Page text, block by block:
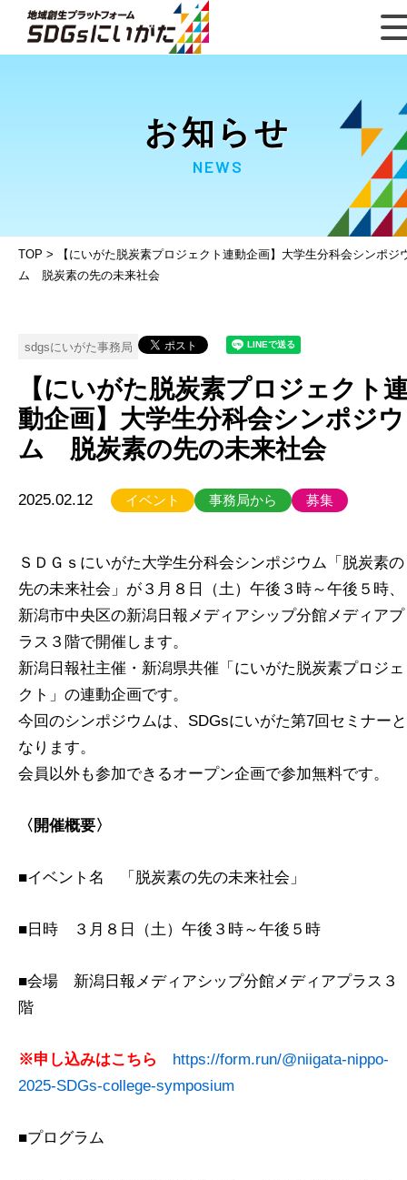
お知らせ
NEWS
TOP >
【にいがた脱炭素プロジェクト連動企画】大学生分科会シンポジ
ム 脱炭素の先の未来社会
sdgsにいがた事務局
【にいがた脱炭素プロジェクト
動企画】大学生分科会シンポジウ
ム 脱炭素の先の未来社会
2025.02.12 イベント 事務局から 募集
ＳＤＧｓにいがた大学生分科会シンポジウム「脱炭素の
先の未来社会」が３月８日（土）午後３時～午後５時、
新潟市中央区の新潟日報メディアシップ分館メディアプ
ラス３階で開催します。
新潟日報社主催・新潟県共催「にいがた脱炭素プロジェ
クト」の連動企画です。
今回のシンポジウムは、SDGsにいがた第7回セミナーと
なります。
会員以外も参加できるオープン企画で参加無料です。
〈開催概要〉
■イベント名 「脱炭素の先の未来社会」
■日時 ３月８日（土）午後３時～午後５時
■会場 新潟日報メディアシップ分館メディアプラス３
階
※申し込みはこちら
https://form.run/@niigata-nippo-
2025-SDGs-college-symposium
■プログラム